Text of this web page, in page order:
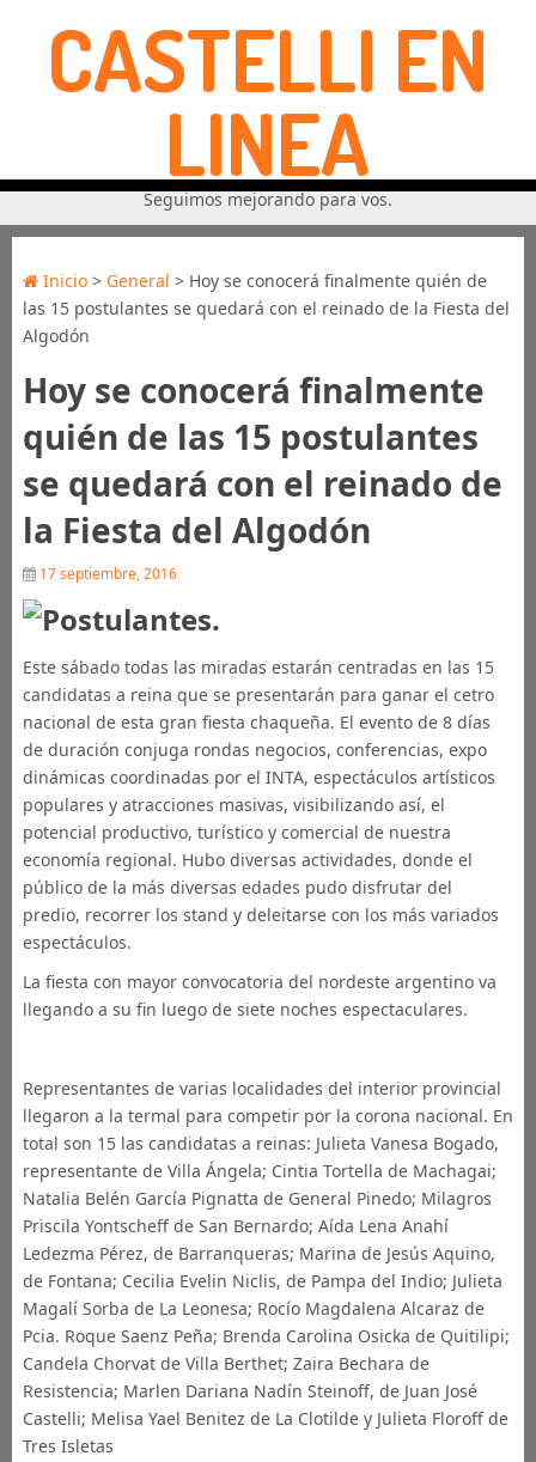
CASTELLI EN
LINEA
Seguimos mejorando para vos.
Inicio> General > Hoy se conocerá finalmente quién de
las 15 postulantes se quedará con el reinado de la Fiesta del
Algodón
Hoy se conocerá finalmente
quién de las 15 postulantes
se quedará con el reinado de
la Fiesta del Algodón
17 septiembre, 2016
Este sábado todas las miradas estarán centradas en las 15
candidatas a reina que se presentarán para ganar el cetro
nacional de esta gran fiesta chaqueña. El evento de 8 días
de duración conjuga rondas negocios, conferencias, expo
dinámicas coordinadas por el INTA, espectáculos artísticos
populares y atracciones masivas, visibilizando así, el
potencial productivo, turístico y comercial de nuestra
economía regional. Hubo diversas actividades, donde el
público de la más diversas edades pudo disfrutar del
predio, recorrer los stand y deleitarse con los más variados
espectáculos.
La fiesta con mayor convocatoria del nordeste argentino va
llegando a su fin luego de siete noches espectaculares.
Representantes de varias localidades del interior provincial
llegaron a la termal para competir por la corona nacional. En
total son 15 las candidatas a reinas: Julieta Vanesa Bogado,
representante de Villa Ángela; Cintia Tortella de Machagai;
Natalia Belén García Pignatta de General Pinedo; Milagros
Priscila Yontscheff de San Bernardo; Aída Lena Anahí
Ledezma Pérez, de Barranqueras; Marina de Jesús Aquino,
de Fontana; Cecilia Evelin Niclis, de Pampa del Indio; Julieta
Magalí Sorba de La Leonesa; Rocío Magdalena Alcaraz de
Pcia. Roque Saenz Peña; Brenda Carolina Osicka de Quitilipi;
Candela Chorvat de Villa Berthet; Zaira Bechara de
Resistencia; Marlen Dariana Nadín Steinoff, de Juan José
Castelli; Melisa Yael Benitez de La Clotilde y Julieta Floroff de
Tres Isletas